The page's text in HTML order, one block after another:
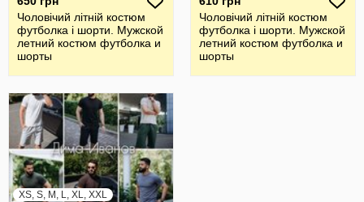
Чоловічий літній костюм
футболка і шорти. Мужской
летний костюм футболка и
шорты
Чоловічий літній костюм
футболка і шорти. Мужской
летний костюм футболка и
шорты
XS, S, M, L, XL, XXL